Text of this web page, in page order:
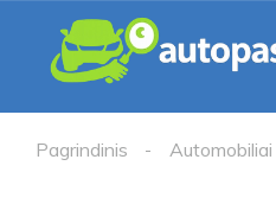
Pagrindinis Automobiliai